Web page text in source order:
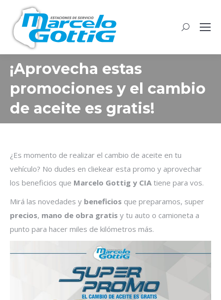
Buscar:
¡Aprovecha estas
promociones y el cambio
de aceite es gratis!
¿Es momento de realizar el cambio de aceite en tu
vehículo? No dudes en cliekear esta promo y aprovechar
los beneficios que Marcelo Gottig y CIA tiene para vos.
Mirá las novedades y beneficios que preparamos, super
precios, mano de obra gratis y tu auto o camioneta a
punto para hacer miles de kilómetros más.